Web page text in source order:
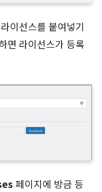
이선스를 붙여넣기
면 라이선스가 등록
페이지에 방금 등